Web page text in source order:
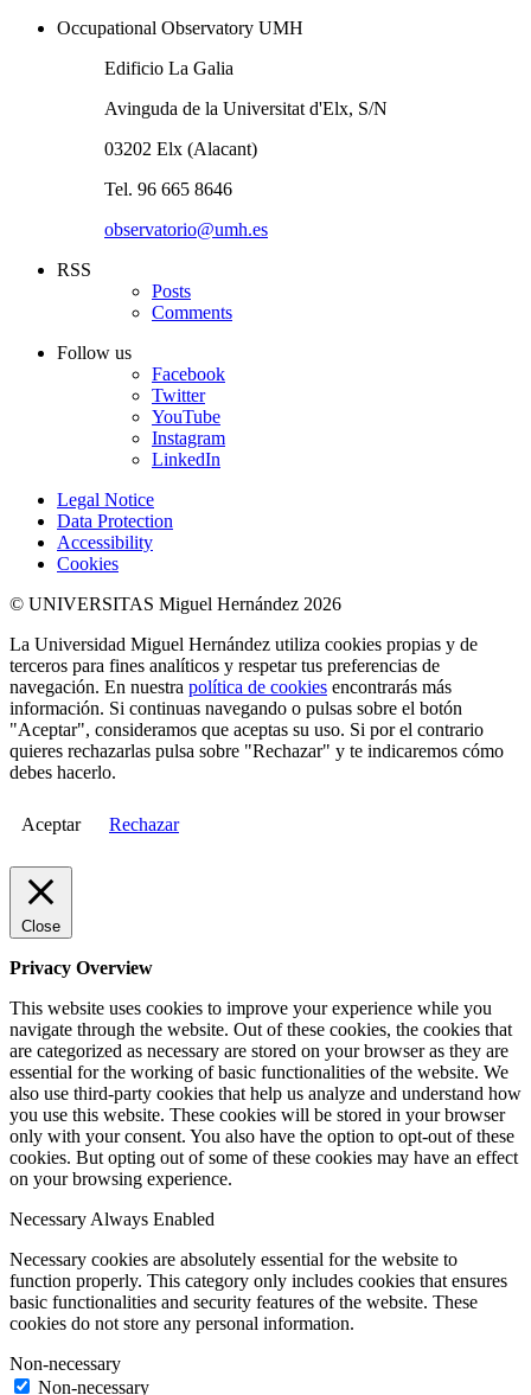
Occupational Observatory UMH
Edificio La Galia
Avinguda de la Universitat d'Elx, S/N
03202 Elx (Alacant)
Tel. 96 665 8646
observatorio@umh.es
RSS
Posts
Comments
Follow us
Facebook
Twitter
YouTube
Instagram
LinkedIn
Legal Notice
Data Protection
Accessibility
Cookies
© UNIVERSITAS Miguel Hernández 2026
La Universidad Miguel Hernández utiliza cookies propias y de
terceros para fines analíticos y respetar tus preferencias de
navegación. En nuestra política de cookies encontrarás más
información. Si continuas navegando o pulsas sobre el botón
"Aceptar", consideramos que aceptas su uso. Si por el contrario
quieres rechazarlas pulsa sobre "Rechazar" y te indicaremos cómo
debes hacerlo.
Aceptar Rechazar
Close
Privacy Overview
This website uses cookies to improve your experience while you
navigate through the website. Out of these cookies, the cookies that
are categorized as necessary are stored on your browser as they are
essential for the working of basic functionalities of the website. We
also use third-party cookies that help us analyze and understand how
you use this website. These cookies will be stored in your browser
only with your consent. You also have the option to opt-out of these
cookies. But opting out of some of these cookies may have an effect
on your browsing experience.
Necessary Always Enabled
Necessary cookies are absolutely essential for the website to
function properly. This category only includes cookies that ensures
basic functionalities and security features of the website. These
cookies do not store any personal information.
Non-necessary
Non-necessary